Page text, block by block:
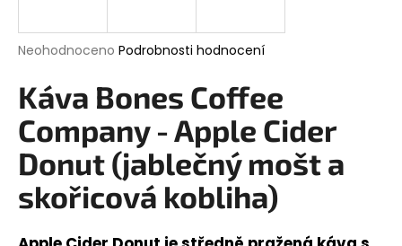
Průměrné
produktu
je
0,0
z
5
hvězdiček.
Neohodnoceno Podrobnosti hodnocení
Káva Bones Coffee
Company - Apple Cider
Donut (jablečný mošt a
skořicová kobliha)
j
t
?
HLEDAT